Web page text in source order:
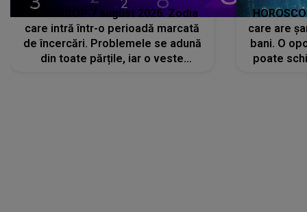
HOROSCOP 7 august 2026. Zodia
care intră într-o perioadă marcată
de încercări. Problemele se adună
din toate părțile, iar o veste
care are
bani. O
poate